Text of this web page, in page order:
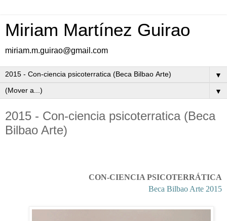
Miriam Martínez Guirao
miriam.m.guirao@gmail.com
▼
▼
2015 - Con-ciencia psicoterratica (Beca
Bilbao Arte)
CON-CIENCIA PSICOTERRÁTICA
Beca Bilbao Arte 2015